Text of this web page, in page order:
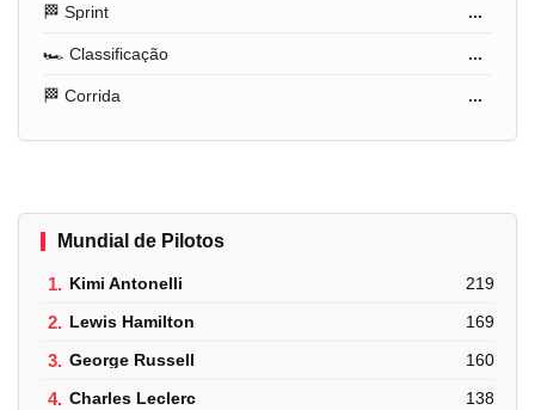
🏁 Sprint ...
🏎️ Classificação ...
🏁 Corrida ...
Mundial de Pilotos
1. Kimi Antonelli 219
2. Lewis Hamilton 169
3. George Russell 160
4. Charles Leclerc 138